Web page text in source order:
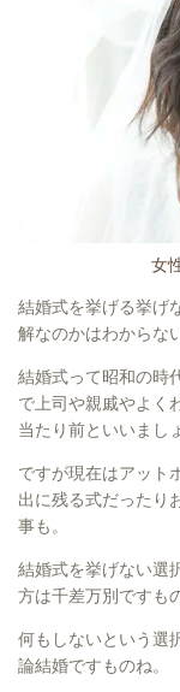
女
結婚式を挙げる挙げ
解なのかはわからな
結婚式って昭和の時
で上司や親戚やよく
当たり前といいまし
ですが現在はアット
出に残る式だったり
事も。
結婚式を挙げない選
方は千差万別ですも
何もしないという選
論結婚ですものね。